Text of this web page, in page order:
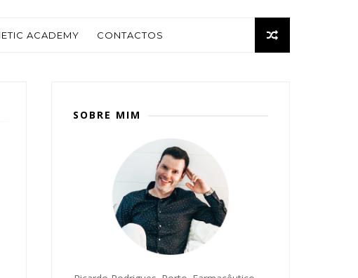
ACADEMY CONTACTOS
SOBRE MIM